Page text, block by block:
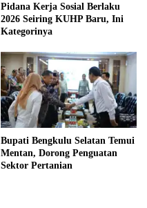
Pidana Kerja Sosial Berlaku
2026 Seiring KUHP Baru, Ini
Kategorinya
Bupati Bengkulu Selatan Temui
Mentan, Dorong Penguatan
Sektor Pertanian